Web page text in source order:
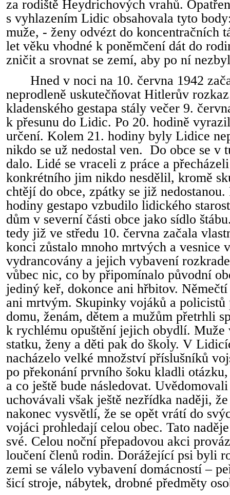
za rodiště Heydrichových vrahů.
s vyhlazením Lidic obsahovala tyto
muže, - ženy odvézt do koncentračních
let věku vhodné k poněmčení dát do
zničit a srovnat se zemí, aby po ní
Hned v noci na 10. června 1942
neprodleně uskutečňovat Hitlerův
kladenského gestapa stály večer 9.
k přesunu do Lidic. Po 20. hodině
určení. Kolem 21. hodiny byly Lidice
nikdo se už nedostal ven. Do obce se v
dalo. Lidé se vraceli z práce a
konkrétního jim nikdo nesdělil, kromě
chtějí do obce, zpátky se již
hodiny gestapo vzbudilo lidického
dům v severní části obce jako sídlo
tedy již ve středu 10. června začala
konci zůstalo mnoho mrtvých a vesnice
vydrancovány a jejich vybavení
vůbec nic, co by připomínalo původní
jediný keř, dokonce ani hřbitov.
ani mrtvým. Skupinky vojáků a policistů
domu, ženám, dětem a mužům přetrhli
k rychlému opuštění jejich obydlí.
statku, ženy a děti pak do školy. V
nacházelo velké množství příslušníků
po překonání prvního šoku kladli
a co ještě bude následovat.
uchovávali však ještě nezřídka naději,
nakonec vysvětlí, že se opět vrátí do
vojáci prohledají celou obec. Tato
své. Celou noční přepadovou akci
loučení členů rodin. Dorážející psi byli
zemi se válelo vybavení domácností –
šicí stroje, nábytek, drobné předměty